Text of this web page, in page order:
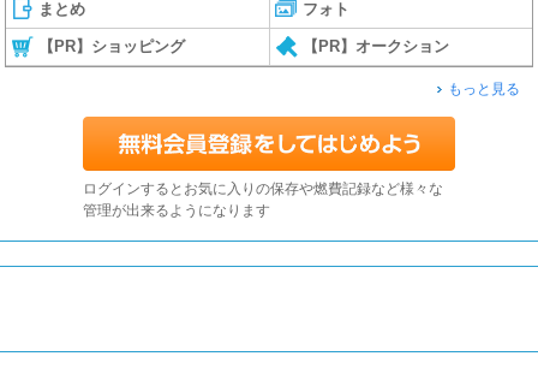
まとめ フォト
【PR】ショッピング 【PR】オークション
もっと見る
ログインするとお気に入りの保存や燃費記録など様々な
管理が出来るようになります